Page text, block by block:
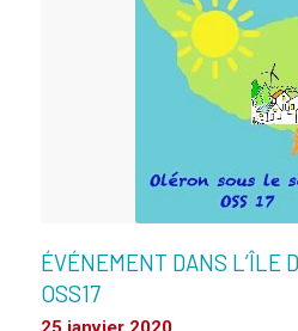
ÉVÉNEMENT DANS L’ÎLE
OSS17